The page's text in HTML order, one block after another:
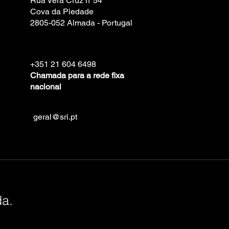
Cova da Piedade
2805-052 Almada - Portugal
+351 21 604 6498
Chamada para a rede fixa
nacional
geral@sri.pt